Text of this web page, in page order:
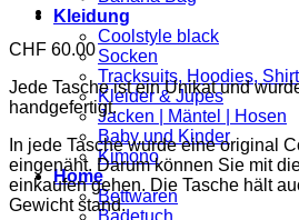
Kleidung
Coolstyle black
Socken
Tracksuits, Hoodies, Shirt
Kleider & Jupes
Jacken | Mäntel | Hosen
Baby und Kinder
Kimono
Home
Bettwaren
Badetuch
CHF 60.00
Jede Tasche ist ein Unikat und
handgefertigt.
In jede Tasche wurde eine original
eingenäht. Darum können Sie mit
einkaufen gehen. Die Tasche hält
Gewicht stand.